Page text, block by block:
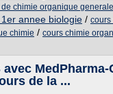
chimie organique
annee biologie / cours
chimie / cours chimie
avec MedPharma-
de la ...